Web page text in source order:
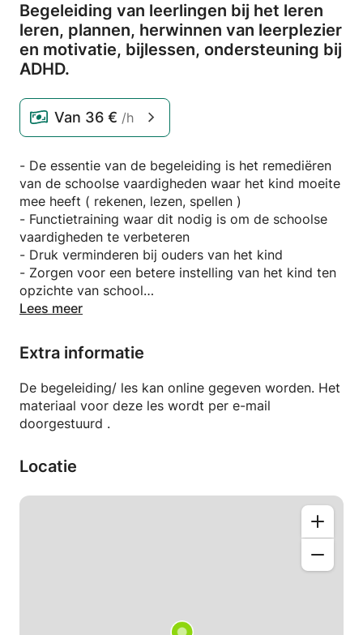
Begeleiding van leerlingen bij het leren
leren, plannen, herwinnen van leerplezier
en motivatie, bijlessen, ondersteuning bij
ADHD.
Van 36 € /h
- De essentie van de begeleiding is het remediëren
van de schoolse vaardigheden waar het kind moeite
mee heeft ( rekenen, lezen, spellen )
- Functietraining waar dit nodig is om de schoolse
vaardigheden te verbeteren
- Druk verminderen bij ouders van het kind
- Zorgen voor een betere instelling van het kind ten
opzichte van school
- Hulp bij het leren opsplisten van de leerinhoud en
- Ontwikkelen van vaardigheden
- Sterktes en zwaktes analyse
- Versterken en ontplooien van de talenten van het
kind.
- Werken aan het sociaal-emotioneel welbevinden
van het kind en zijn/ haar omgeving.
- Voorkomen of verbeteren van secundaire
Lees meer
Extra informatie
De begeleiding/ les kan online gegeven worden. Het
materiaal voor deze les wordt per e-mail
doorgestuurd .
Locatie